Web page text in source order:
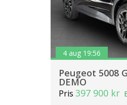
4 aug 19:56
Peugeot 5008
DEMO
Pris 397 900 kr